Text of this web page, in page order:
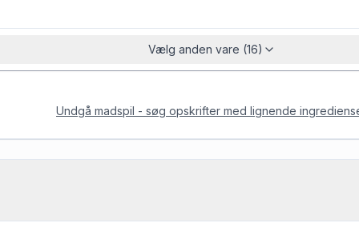
Vælg anden vare (16)
Undgå madspil - søg opskrifter med lignende